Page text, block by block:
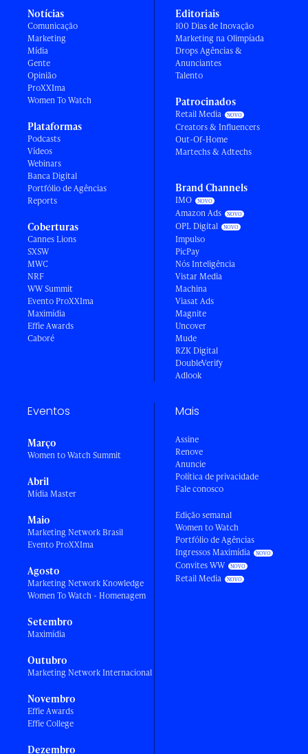
Notícias
Comunicação
Marketing
Mídia
Gente
Opinião
ProXXIma
Women To Watch
Plataformas
Podcasts
Vídeos
Webinars
Banca Digital
Portfólio de Agências
Reports
Coberturas
Cannes Lions
SXSW
MWC
NRF
WW Summit
Evento ProXXIma
Maximídia
Effie Awards
Caboré
Editoriais
100 Dias de Inovação
Marketing na Olimpíada
Drops Agências &
Anunciantes
Talento
Patrocinados
Retail Media
Creators & Influencers
Out-Of-Home
Martechs & Adtechs
Brand Channels
IMO
Amazon Ads
OPL Digital
Impulso
PicPay
Nós Inteligência
Vistar Media
Machina
Viasat Ads
Magnite
Uncover
Mude
RZK Digital
DoubleVerify
Adlook
Eventos
Março
Women to Watch Summit
Abril
Mídia Master
Maio
Marketing Network Brasil
Evento ProXXIma
Agosto
Marketing Network Knowledge
Women To Watch - Homenagem
Setembro
Maximídia
Outubro
Marketing Network Internacional
Novembro
Effie Awards
Effie College
Dezembro
Mais
Assine
Renove
Anuncie
Política de privacidade
Fale conosco
Edição semanal
Women to Watch
Portfólio de Agências
Ingressos Maximídia
Convites WW
Retail Media